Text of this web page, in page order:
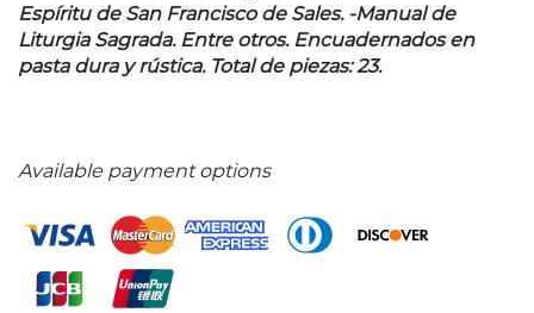
Espíritu de San Francisco de Sales. -Manual de
Liturgia Sagrada. Entre otros. Encuadernados en
pasta dura y rústica. Total de piezas: 23.
Available payment options